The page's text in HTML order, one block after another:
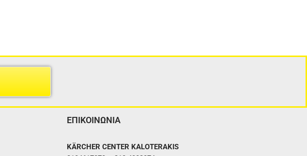
ΕΠΙΚΟΙΝΩΝΙΑ
KÄRCHER CENTER KALOTERAKIS